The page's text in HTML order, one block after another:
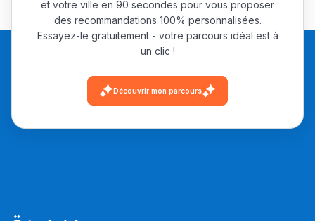
et votre ville en 90 secondes pour vous proposer
des recommandations 100% personnalisées.
Essayez-le gratuitement - votre parcours idéal est à
un clic !
Découvrir mon parcours